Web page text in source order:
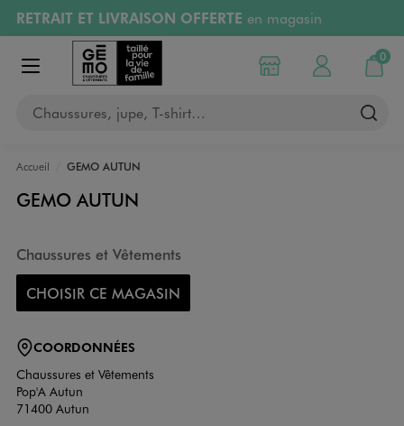
Aller au contenu principal
Aller à la navigation
RETRAIT ET LIVRAISON OFFERTE en magasin
Retours OFFERTSpendant 30 jours
PAYEZ EN 3x SANS FRAIS
RÉSERVATION GRATUITE
Afficher le menu
Chaussures, jupe, T-shirt…
Choisir mon magasin
Mon compte
0
Mon
Accueil GEMO AUTUN
GEMO AUTUN
Chaussures et Vêtements
CHOISIR CE MAGASIN
COORDONNÉES
Chaussures et Vêtements
Pop'A Autun
71400 Autun